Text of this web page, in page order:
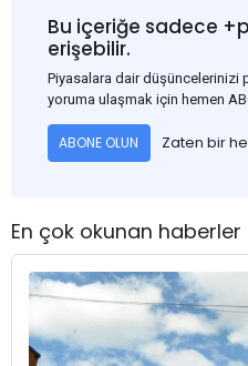
Bu içeriğe sadece
erişebilir.
Piyasalara dair düşüncelerinizi
yoruma ulaşmak için hemen
ABONE OLUN Zaten bir
En çok okunan haberler